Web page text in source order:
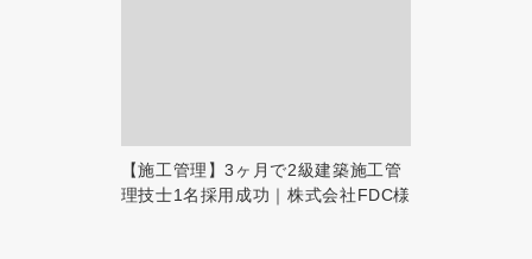
【施工管理】3ヶ月で2級建築施工管
理技士1名採用成功｜株式会社FDC様